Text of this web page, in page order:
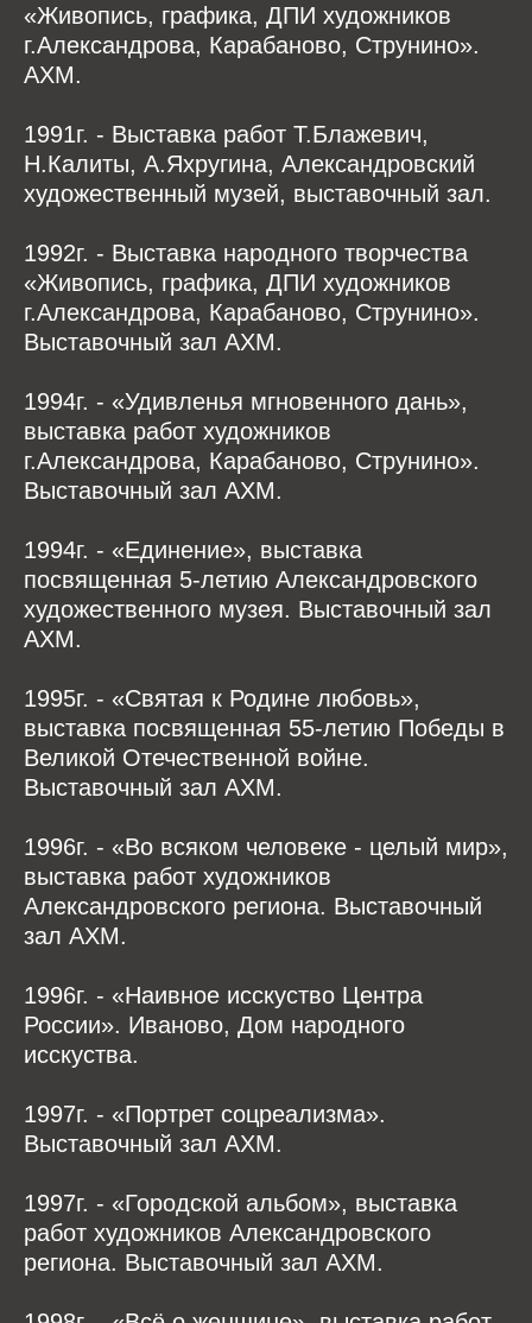
«Живопись, графика, ДПИ художников
г.Александрова, Карабаново, Струнино».
АХМ.
1991г. - Выставка работ Т.Блажевич,
Н.Калиты, А.Яхругина, Александровский
художественный музей, выставочный зал.
1992г. - Выставка народного творчества
«Живопись, графика, ДПИ художников
г.Александрова, Карабаново, Струнино».
Выставочный зал АХМ.
1994г. - «Удивленья мгновенного дань»,
выставка работ художников
г.Александрова, Карабаново, Струнино».
Выставочный зал АХМ.
1994г. - «Единение», выставка
посвященная 5-летию Александровского
художественного музея. Выставочный зал
АХМ.
1995г. - «Святая к Родине любовь»,
выставка посвященная 55-летию Победы в
Великой Отечественной войне.
Выставочный зал АХМ.
1996г. - «Во всяком человеке - целый мир»,
выставка работ художников
Александровского региона. Выставочный
зал АХМ.
1996г. - «Наивное исскуство Центра
России». Иваново, Дом народного
исскуства.
1997г. - «Портрет соцреализма».
Выставочный зал АХМ.
1997г. - «Городской альбом», выставка
работ художников Александровского
региона. Выставочный зал АХМ.